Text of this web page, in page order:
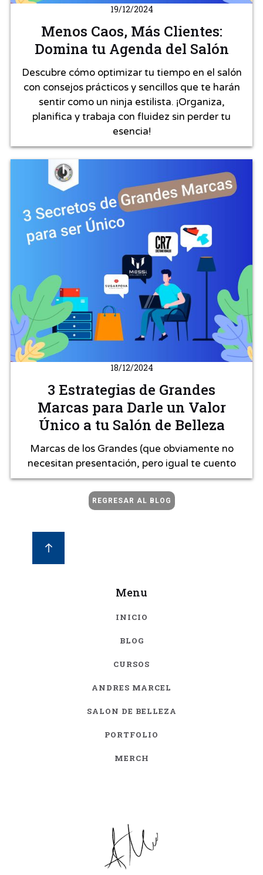
19/12/2024
Menos Caos, Más Clientes:
Domina tu Agenda del Salón
Descubre cómo optimizar tu tiempo en el salón
con consejos prácticos y sencillos que te harán
sentir como un ninja estilista. ¡Organiza,
planifica y trabaja con fluidez sin perder tu
esencia!
18/12/2024
3 Estrategias de Grandes
Marcas para Darle un Valor
Único a tu Salón de Belleza
Marcas de los Grandes (que obviamente no
necesitan presentación, pero igual te cuento
REGRESAR AL BLOG
Menu
INICIO
BLOG
CURSOS
ANDRES MARCEL
SALON DE BELLEZA
PORTFOLIO
MERCH